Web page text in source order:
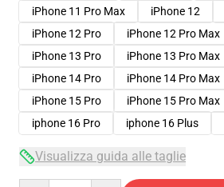
iPhone 11 Pro Max
iPhone 12
iPhone 12 Pro
iPhone 12 Pro Max
iPhone 13 Pro
iPhone 13 Pro Max
iPhone 14 Pro
iPhone 14 Pro Max
iPhone 15 Pro
iPhone 15 Pro Max
iphone 16 Pro
iphone 16 Plus
Visualizza guida alle taglie